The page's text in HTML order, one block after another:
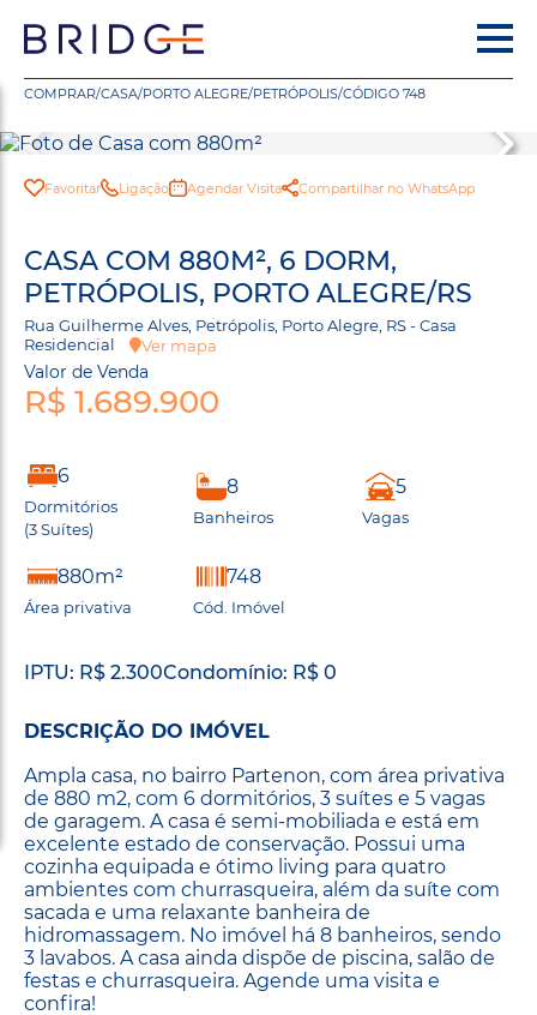
COMPRAR/CASA/PORTO ALEGRE/PETRÓPOLIS/CÓDIGO 748
Favoritar Ligação Agendar Visita Compartilhar no WhatsApp
CASA COM 880M², 6 DORM,
PETRÓPOLIS, PORTO ALEGRE/RS
Rua Guilherme Alves, Petrópolis, Porto Alegre, RS - Casa
Residencial
Ver mapa
Valor de Venda
R$ 1.689.900
6
Dormitórios
(3 Suítes)
8
Banheiros
5
Vagas
880m²
Área privativa
748
Cód. Imóvel
IPTU: R$ 2.300Condomínio: R$ 0
DESCRIÇÃO DO IMÓVEL
Ampla casa, no bairro Partenon, com área privativa
de 880 m2, com 6 dormitórios, 3 suítes e 5 vagas
de garagem. A casa é semi-mobiliada e está em
excelente estado de conservação. Possui uma
cozinha equipada e ótimo living para quatro
ambientes com churrasqueira, além da suíte com
sacada e uma relaxante banheira de
hidromassagem. No imóvel há 8 banheiros, sendo
3 lavabos. A casa ainda dispõe de piscina, salão de
festas e churrasqueira. Agende uma visita e
confira!